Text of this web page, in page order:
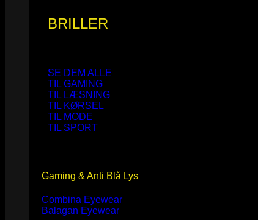
BRILLER
SE DEM ALLE
TIL GAMING
TIL LÆSNING
TIL KØRSEL
TIL MODE
TIL SPORT
Gaming & Anti Blå Lys
Combina Eyewear
Balagan Eyewear